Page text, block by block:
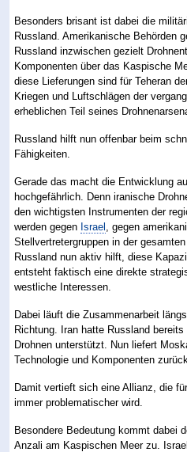
Besonders brisant ist dabei die
Russland. Amerikanische Behörden
Russland inzwischen gezielt
Komponenten über das Kaspische
diese Lieferungen sind für Teheran
Kriegen und Luftschlägen der
erheblichen Teil seines
Russland hilft nun offenbar beim
Fähigkeiten.
Gerade das macht die Entwicklung
hochgefährlich. Denn iranische
den wichtigsten Instrumenten der
werden gegen Israel
, gegen
Stellvertretergruppen in der
Russland nun aktiv hilft, diese
entsteht faktisch eine direkte
westliche Interessen.
Dabei läuft die Zusammenarbeit
Richtung. Iran hatte Russland
Drohnen unterstützt. Nun liefert
Technologie und Komponenten
Damit vertieft sich eine Allianz, die
immer problematischer wird.
Besondere Bedeutung kommt dabei
Anzali am Kaspischen Meer zu.